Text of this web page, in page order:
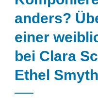
anders?
einer
bei Clara
Ethel Smyth